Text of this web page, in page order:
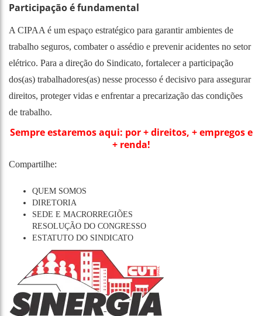
Participação é fundamental
A CIPAA é um espaço estratégico para garantir ambientes de
trabalho seguros, combater o assédio e prevenir acidentes no setor
elétrico. Para a direção do Sindicato, fortalecer a participação
dos(as) trabalhadores(as) nesse processo é decisivo para assegurar
direitos, proteger vidas e enfrentar a precarização das condições
de trabalho.
Sempre estaremos aqui: por + direitos, + empregos e
+ renda!
Compartilhe:
QUEM SOMOS
DIRETORIA
SEDE E MACRORREGIÕES
RESOLUÇÃO DO CONGRESSO
ESTATUTO DO SINDICATO